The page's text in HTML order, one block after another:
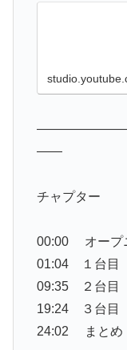
——
チャプター
00:00 オープ
01:04 １台目
09:35 ２台目
19:24 ３台目
24:02 まと